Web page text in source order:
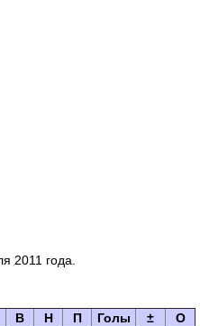
2011 года.
В Н П Голы ±
О